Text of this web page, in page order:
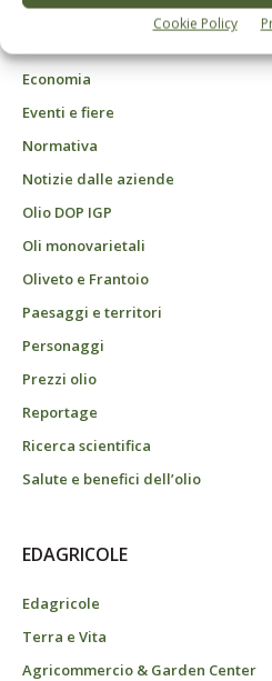
Cookie Policy
Agrofarmaci – Difesa
Economia
Eventi e fiere
Normativa
Notizie dalle aziende
Olio DOP IGP
Oli monovarietali
Oliveto e Frantoio
Paesaggi e territori
Personaggi
Prezzi olio
Reportage
Ricerca scientifica
Salute e benefici dell’olio
EDAGRICOLE
Edagricole
Terra e Vita
Agricommercio & Garden Center